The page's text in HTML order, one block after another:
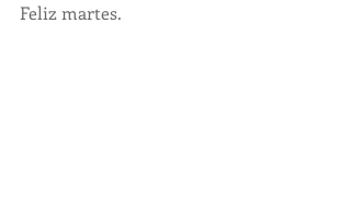
Feliz martes.